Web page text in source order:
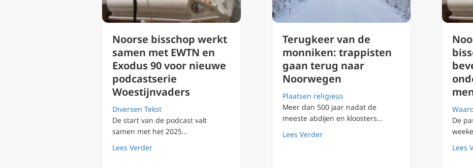
Noorse bisschop werkt
samen met EWTN en
Exodus 90 voor nieuwe
podcastserie
Woestijnvaders
Diversen Tekst
De start van de podcast valt
samen met het 2025…
Lees Verderabout Noorse bisschop werkt samen met EWTN en Exodus 90 voor nieuwe podcastserie
Terugkeer van de
monniken: trappisten
gaan terug naar
Noorwegen
Plaatsen religieus
Meer dan 500 jaar nadat de
meeste abdijen en kloosters…
Lees Verderabout Terugkeer van de monniken:
De
Lees